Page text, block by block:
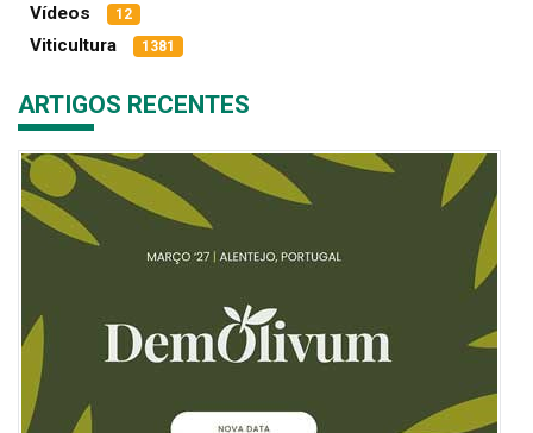
Vídeos 12
Viticultura 1381
ARTIGOS RECENTES